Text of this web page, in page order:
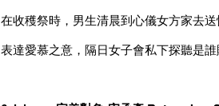
在收穫祭時，男生清晨到心儀女方家去
表達愛慕之意，隔日女子會私下探聽是